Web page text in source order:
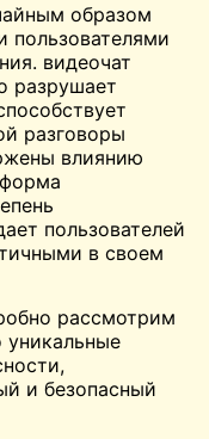
образом
пользователями
видеочат
разрушает
разговоры
влиянию
пользователей
в своем
рассмотрим
уникальные
и безопасный